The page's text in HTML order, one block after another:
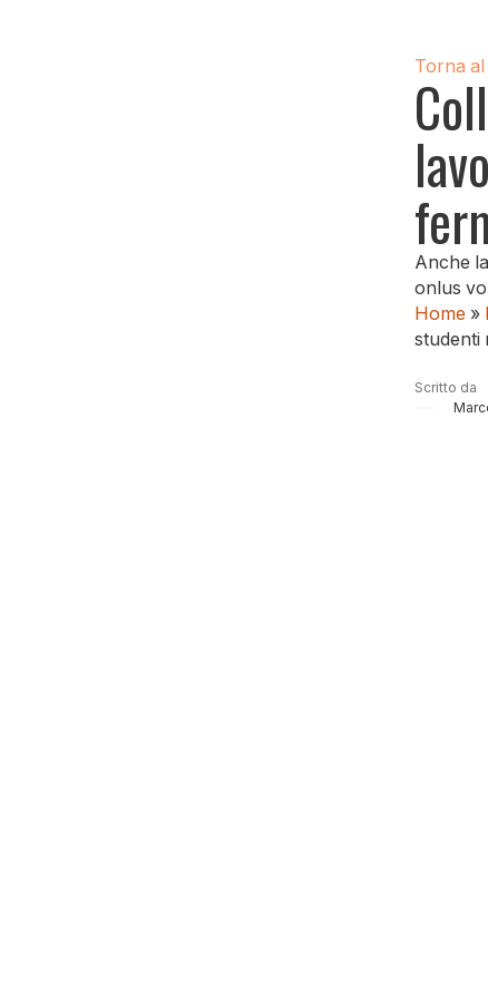
Anche
onlus
Home »
studenti
Scritto da
Torna al